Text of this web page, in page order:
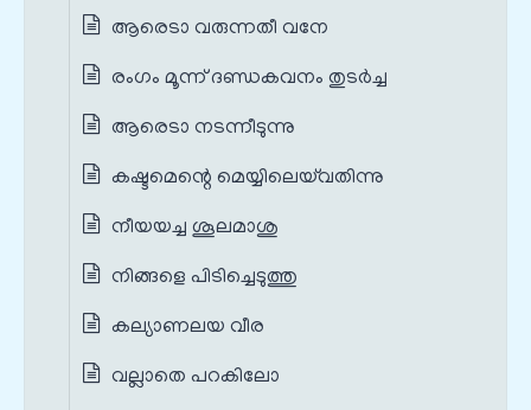
ആരെടാ വരുന്നതീ വനേ
രംഗം മൂന്ന് ദണ്ഡകവനം തുടർച്ച
ആരെടാ നടന്നീടുന്നു
കഷ്ടമെന്റെ മെയ്യിലെയ്‌വതിന്നു
നീയയച്ച ശൂലമാശു
നിങ്ങളെ പിടിച്ചെടുത്തു
കല്യാണലയ വീര
വല്ലാതെ പറകിലോ